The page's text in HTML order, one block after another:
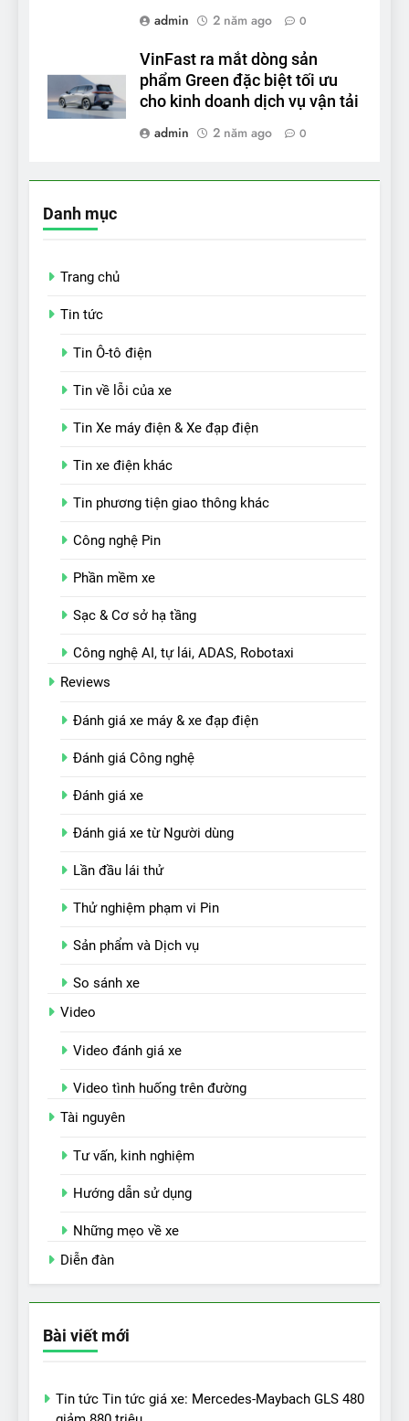
admin
2 năm ago 0
VinFast ra mắt dòng sản
phẩm Green đặc biệt tối ưu
cho kinh doanh dịch vụ vận tải
admin
2 năm ago 0
Danh mục
Trang chủ
Tin tức
Tin Ô-tô điện
Tin về lỗi của xe
Tin Xe máy điện & Xe đạp điện
Tin xe điện khác
Tin phương tiện giao thông khác
Công nghệ Pin
Phần mềm xe
Sạc & Cơ sở hạ tầng
Công nghệ AI, tự lái, ADAS, Robotaxi
Reviews
Đánh giá xe máy & xe đạp điện
Đánh giá Công nghệ
Đánh giá xe
Đánh giá xe từ Người dùng
Lần đầu lái thử
Thử nghiệm phạm vi Pin
Sản phẩm và Dịch vụ
So sánh xe
Video
Video đánh giá xe
Video tình huống trên đường
Tài nguyên
Tư vấn, kinh nghiệm
Hướng dẫn sử dụng
Những mẹo về xe
Diễn đàn
Bài viết mới
Tin tức Tin tức giá xe: Mercedes-Maybach GLS 480